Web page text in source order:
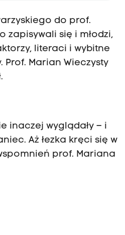
do prof.
zapisywali się i młodzi,
literaci i wybitne
Marian Wieczysty
inaczej wyglądały – i
Aż łezka kręci się w
prof. Mariana